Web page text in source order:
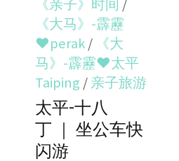
《亲子》时间 /
《大马》-霹靂
♥perak/ 《大
马》-霹靂♥太平
Taiping /亲子旅游
太平-十八
丁 ｜ 坐公车快
闪游